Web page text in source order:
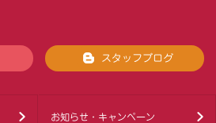
スタッフブログ
お知らせ・キャンペーン